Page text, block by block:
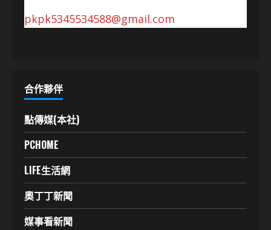
pkpk5345534588@gmail.com
合作夥伴
點傳媒(本社)
PCHOME
LIFE生活網
奧丁丁新聞
媒事看新聞